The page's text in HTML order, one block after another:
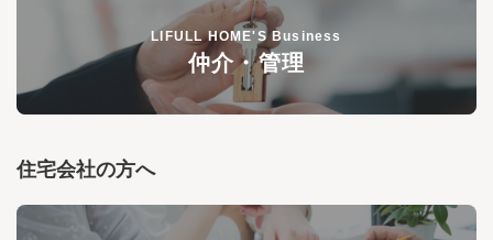
LIFULL HOME'S Business
仲介・管理
住宅会社の方へ